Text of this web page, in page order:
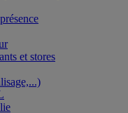
et stores